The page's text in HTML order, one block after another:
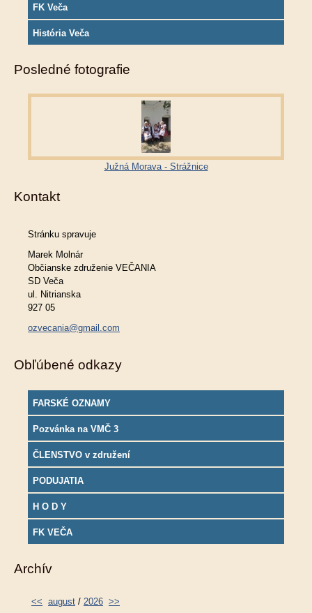
FK Veča
História Veča
Posledné fotografie
Južná Morava - Strážnice
Kontakt
Stránku spravuje
Marek Molnár
Občianske združenie VEČANIA
SD Veča
ul. Nitrianska
927 05
ozvecania@gmail.com
Obľúbené odkazy
FARSKÉ OZNAMY
Pozvánka na VMČ 3
ČLENSTVO v združení
PODUJATIA
H O D Y
FK VEČA
Archív
<< august / 2026 >>